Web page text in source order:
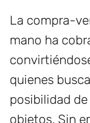
La compra-
mano ha
quienes
posibilidad
objetos. Sin